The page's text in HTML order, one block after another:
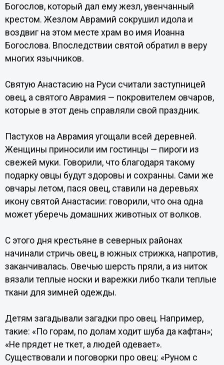
Богослов, который дал ему жезл, увенчанный
крестом. Жезлом Аврамий сокрушил идола и
воздвиг на этом месте храм во имя Иоанна
Богослова. Впоследствии святой обратил в веру
многих язычников.
Святую Анастасию на Руси считали заступницей
овец, а святого Аврамия — покровителем овчаров,
которые в этот день справляли свой праздник.
Пастухов на Аврамия угощали всей деревней.
Женщины приносили им гостинцы — пироги из
свежей муки. Говорили, что благодаря такому
подарку овцы будут здоровы и сохранны. Сами же
овчары летом, пася овец, ставили на деревьях
икону святой Анастасии: говорили, что она одна
может уберечь домашних животных от волков.
С этого дня крестьяне в северных районах
начинали стричь овец, в южных стрижка, напротив,
заканчивалась. Овечью шерсть пряли, а из ниток
вязали теплые носки и варежки либо ткали теплые
ткани для зимней одежды.
Детям загадывали загадки про овец. Например,
такие: «По горам, по долам ходит шуба да кафтан»;
«Не прядет не ткет, а людей одевает».
Существовали и поговорки про овец: «Руном с